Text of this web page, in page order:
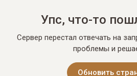
Упс, что-то
Сервер перестал отвечать на
проблемы и
Обновить